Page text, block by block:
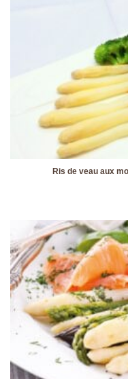
Ris de veau aux